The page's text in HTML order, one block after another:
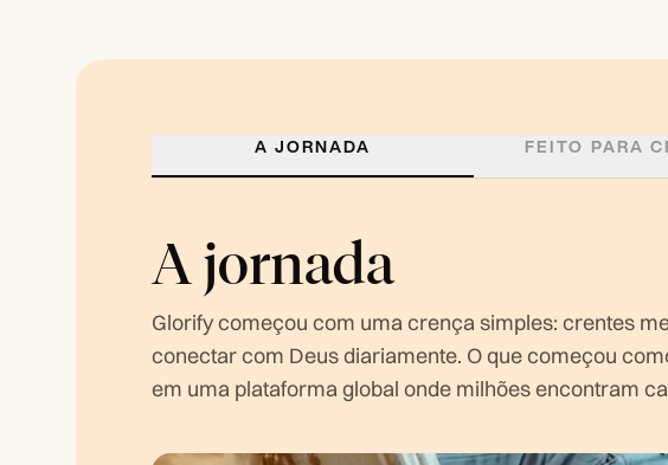
A JORNADA FEITO PARA
A jornada
Glorify começou com uma crença simples: crentes
conectar com Deus diariamente. O que começou
em uma plataforma global onde milhões encontram